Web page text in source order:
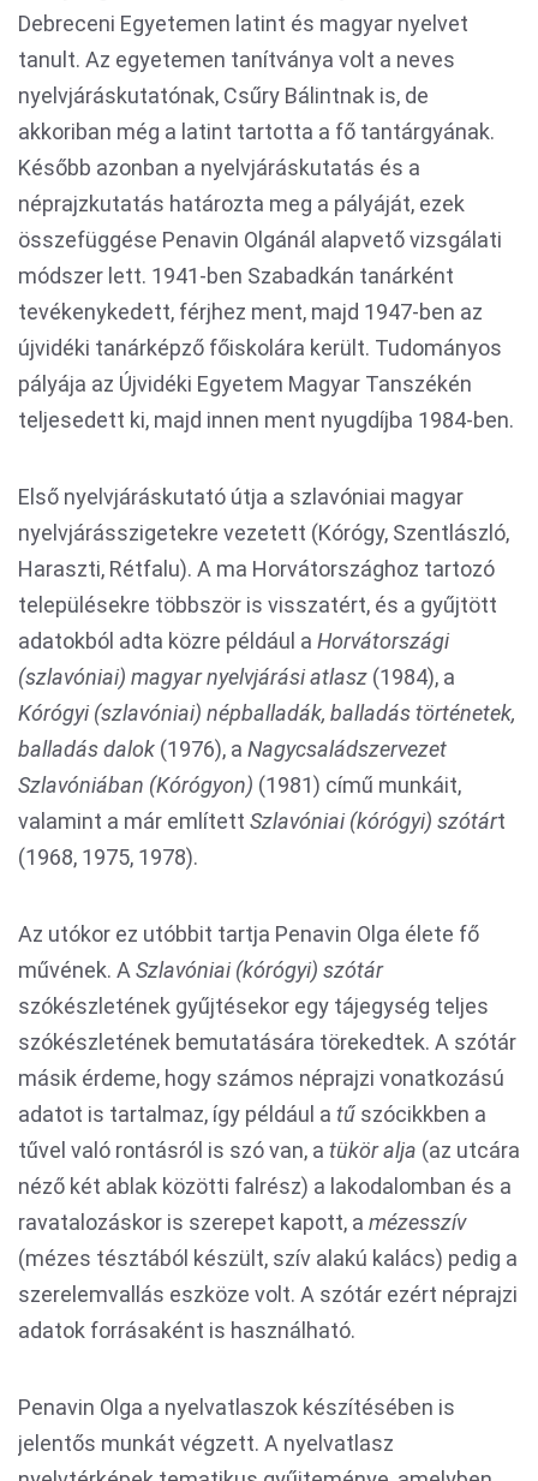
Debreceni Egyetemen latint és magyar nyelvet
tanult. Az egyetemen tanítványa volt a neves
nyelvjáráskutatónak, Csűry Bálintnak is, de
akkoriban még a latint tartotta a fő tantárgyának.
Később azonban a nyelvjáráskutatás és a
néprajzkutatás határozta meg a pályáját, ezek
összefüggése Penavin Olgánál alapvető vizsgálati
módszer lett. 1941-ben Szabadkán tanárként
tevékenykedett, férjhez ment, majd 1947-ben az
újvidéki tanárképző főiskolára került. Tudományos
pályája az Újvidéki Egyetem Magyar Tanszékén
teljesedett ki, majd innen ment nyugdíjba 1984-ben.
Első nyelvjáráskutató útja a szlavóniai magyar
nyelvjárásszigetekre vezetett (Kórógy, Szentlászló,
Haraszti, Rétfalu). A ma Horvátországhoz tartozó
településekre többször is visszatért, és a gyűjtött
adatokból adta közre például a Horvátországi
(szlavóniai) magyar nyelvjárási atlasz (1984), a
Kórógyi (szlavóniai) népballadák, balladás történetek,
balladás dalok (1976), a Nagycsaládszervezet
Szlavóniában (Kórógyon) (1981) című munkáit,
valamint a már említett Szlavóniai (kórógyi) szótárt
(1968, 1975, 1978).
Az utókor ez utóbbit tartja Penavin Olga élete fő
művének. A Szlavóniai (kórógyi) szótár
szókészletének gyűjtésekor egy tájegység teljes
szókészletének bemutatására törekedtek. A szótár
másik érdeme, hogy számos néprajzi vonatkozású
adatot is tartalmaz, így például a tű szócikkben a
tűvel való rontásról is szó van, a tükör alja (az utcára
néző két ablak közötti falrész) a lakodalomban és a
ravatalozáskor is szerepet kapott, a mézesszív
(mézes tésztából készült, szív alakú kalács) pedig a
szerelemvallás eszköze volt. A szótár ezért néprajzi
adatok forrásaként is használható.
Penavin Olga a nyelvatlaszok készítésében is
jelentős munkát végzett. A nyelvatlasz